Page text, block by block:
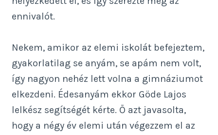
ennivalót.
Nekem, amikor az elemi iskolát befejeztem,
gyakorlatilag se anyám, se apám nem volt,
így nagyon nehéz lett volna a gimnáziumot
elkezdeni. Édesanyám ekkor Göde Lajos
lelkész segítségét kérte. Ő azt javasolta,
hogy a négy év elemi után végezzem el az